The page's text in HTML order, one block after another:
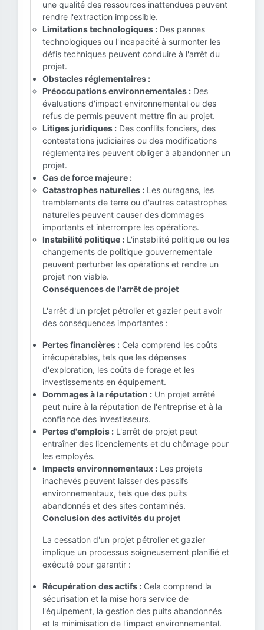
une qualité des ressources inattendues peuvent
rendre l'extraction impossible.
Limitations technologiques : Des pannes
technologiques ou l'incapacité à surmonter les
défis techniques peuvent conduire à l'arrêt du
projet.
Obstacles réglementaires :
Préoccupations environnementales : Des
évaluations d'impact environnemental ou des
refus de permis peuvent mettre fin au projet.
Litiges juridiques : Des conflits fonciers, des
contestations judiciaires ou des modifications
réglementaires peuvent obliger à abandonner un
projet.
Cas de force majeure :
Catastrophes naturelles : Les ouragans, les
tremblements de terre ou d'autres catastrophes
naturelles peuvent causer des dommages
importants et interrompre les opérations.
Instabilité politique : L'instabilité politique ou les
changements de politique gouvernementale
peuvent perturber les opérations et rendre un
projet non viable.
Conséquences de l'arrêt de projet
L'arrêt d'un projet pétrolier et gazier peut avoir
des conséquences importantes :
Pertes financières : Cela comprend les coûts
irrécupérables, tels que les dépenses
d'exploration, les coûts de forage et les
investissements en équipement.
Dommages à la réputation : Un projet arrêté
peut nuire à la réputation de l'entreprise et à la
confiance des investisseurs.
Pertes d'emplois : L'arrêt de projet peut
entraîner des licenciements et du chômage pour
les employés.
Impacts environnementaux : Les projets
inachevés peuvent laisser des passifs
environnementaux, tels que des puits
abandonnés et des sites contaminés.
Conclusion des activités du projet
La cessation d'un projet pétrolier et gazier
implique un processus soigneusement planifié et
exécuté pour garantir :
Récupération des actifs : Cela comprend la
sécurisation et la mise hors service de
l'équipement, la gestion des puits abandonnés
et la minimisation de l'impact environnemental.